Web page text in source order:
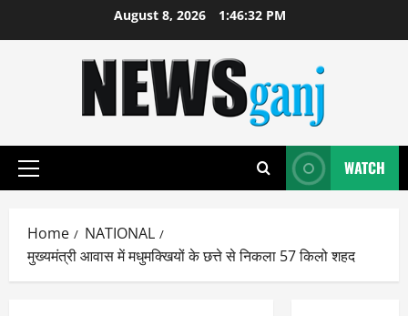
August 8, 2026 1:46:32 PM
Primary
WATCH
Home
NATIONAL
मुख्यमंत्री आवास में मधुमक्खियों के छत्ते से निकला 57 किलो शहद